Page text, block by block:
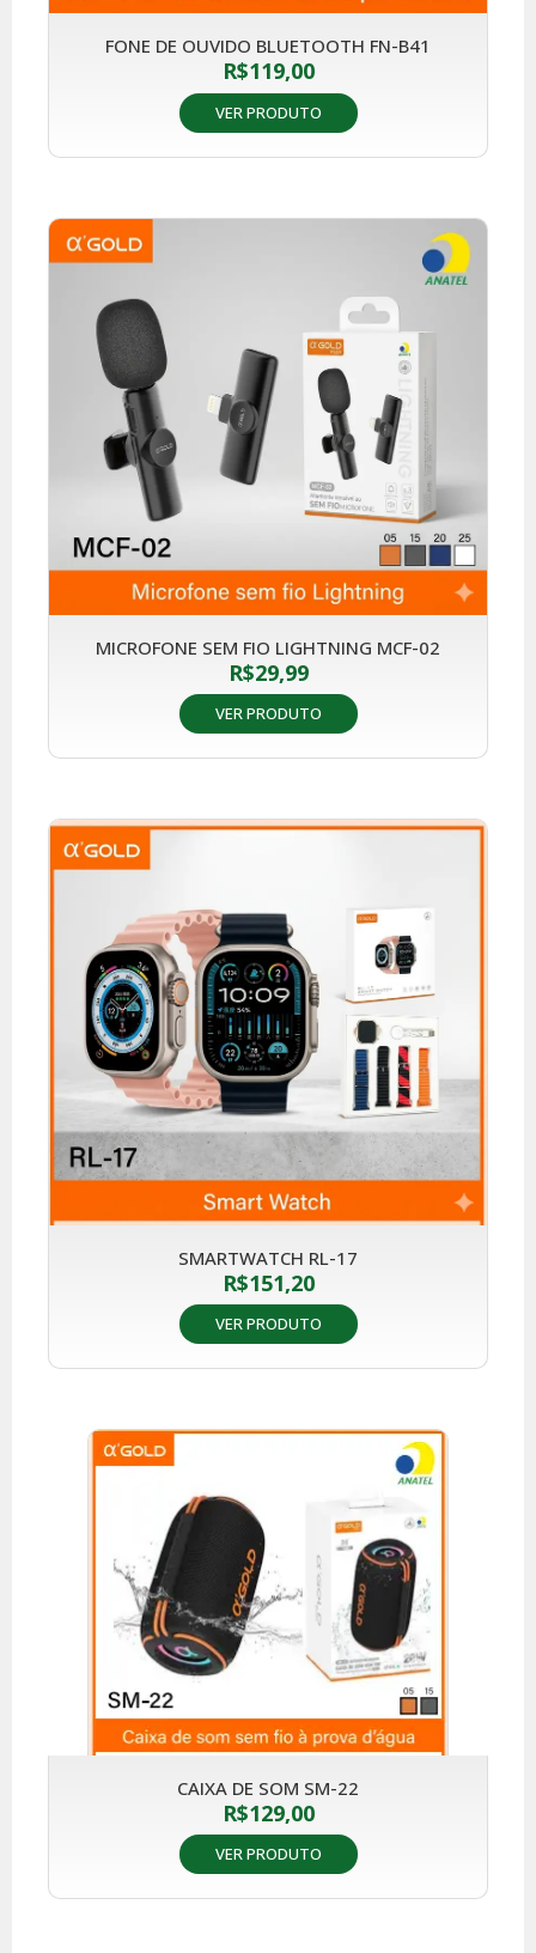
FONE DE OUVIDO BLUETOOTH FN-B41
R$119,00
VER PRODUTO
MICROFONE SEM FIO LIGHTNING MCF-02
R$29,99
VER PRODUTO
SMARTWATCH RL-17
R$151,20
VER PRODUTO
CAIXA DE SOM SM-22
R$129,00
VER PRODUTO